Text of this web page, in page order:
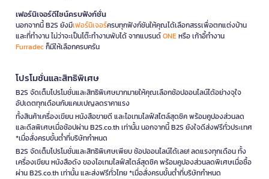
เฟอร์นิเจอร์ดีไซน์ครบฟังก์ชั่น
นอกจากนี้ B2S ยังมีเฟอร์นิเจอร์ครบทุกฟังก์ชันให้คุณได้เลือกสรรเพื่อตกแต่งบ้าน
และที่ทำงาน ไม่ว่าจะเป็นโต๊ะทำงานพับได้ จากแบรนด์ONEหรือ เก้าอี้ทำงาน
Furradecก็มีให้เลือกครบครัน
โปรโมชั่นและสิทธิพิเศษ
B2S จัดเต็มโปรโมชั่นและสิทธิพิเศษมากมายให้คุณเลือกช้อปออนไลน์ได้อย่างจุใจ
อัปเดตทุกเดือนกับแคมเปญลดราคาแรง
ทั้งสินค้าเครื่องเขียน หนังสือขายดี และไอเทมไลฟ์สไตล์สุดชิค พร้อมคูปองส่วนลด
และดีลพิเศษเมื่อช้อปผ่าน B2S.co.th เท่านั้น นอกจากนี้ B2S ยังใจดีส่งฟรีทั่วประเทศ
*เมื่อสั่งครบขั้นต่ำที่บริษัทกำหนด
B2S จัดเต็มโปรโมชั่นและสิทธิพิเศษเพียบ ช้อปออนไลน์ได้เลย! ลดแรงทุกเดือน ทั้ง
เครื่องเขียน หนังสือดัง ของไอเทมไลฟ์สไตล์สุดชิค พร้อมคูปองส่วนลดพิเศษเมื่อซื้อ
ผ่าน B2S.co.th เท่านั้น และส่งฟรีทั่วไทย *เมื่อสั่งครบขั้นต่ำที่บริษัทกำหนด